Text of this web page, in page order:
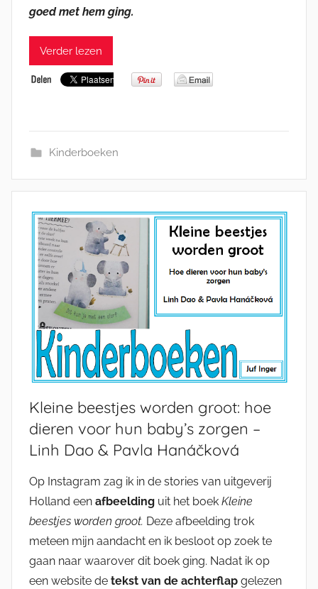
goed met hem ging.
Verder lezen
Kinderboeken
Kleine beestjes worden groot: hoe
dieren voor hun baby’s zorgen –
Linh Dao & Pavla Hanáčková
Op Instagram zag ik in de stories van uitgeverij
Holland een afbeelding uit het boek Kleine
beestjes worden groot. Deze afbeelding trok
meteen mijn aandacht en ik besloot op zoek te
gaan naar waarover dit boek ging. Nadat ik op
een website de tekst van de achterflap gelezen